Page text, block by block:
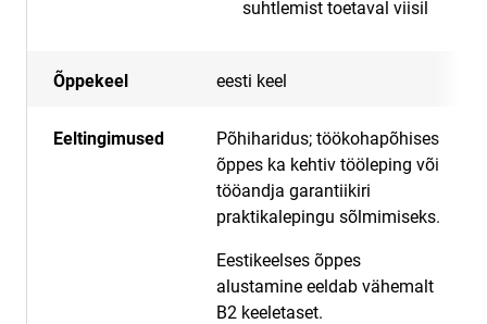
suhtlemist toetaval viisil
Õppekeel eesti keel
Eeltingimused Põhiharidus; töökohapõhises
õppes ka kehtiv tööleping või
tööandja garantiikiri
praktikalepingu sõlmimiseks.
Eestikeelses õppes
alustamine eeldab vähemalt
B2 keeletaset.